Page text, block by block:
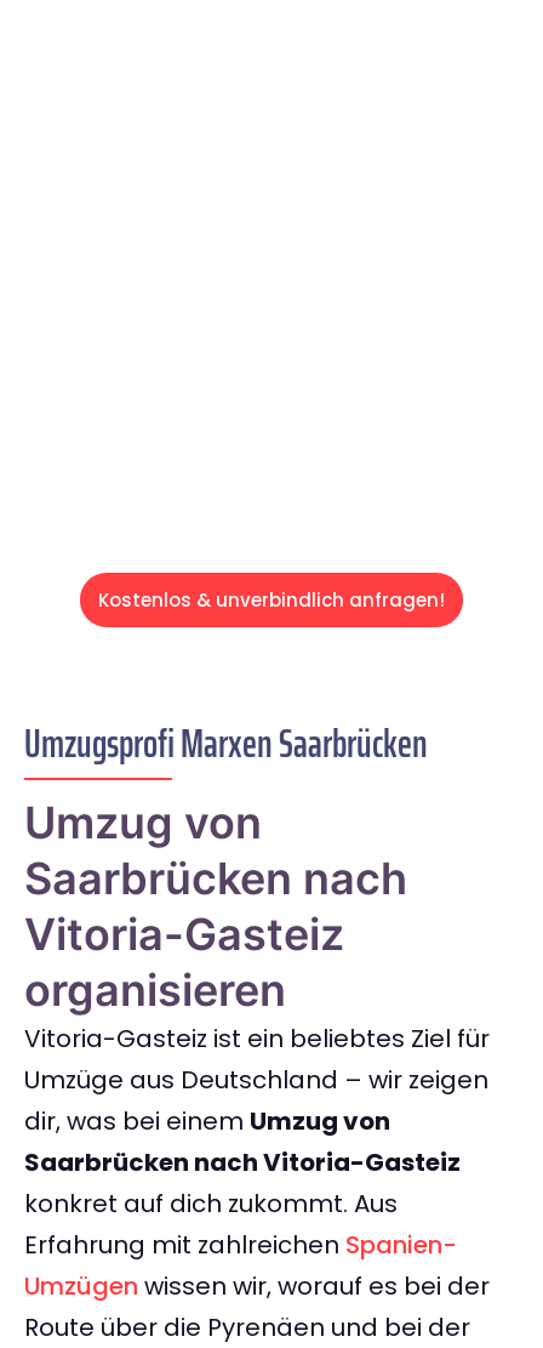
Kostenlos & unverbindlich anfragen!
Umzugsprofi Marxen Saarbrücken
Umzug von
Saarbrücken nach
Vitoria-Gasteiz
organisieren
Vitoria-Gasteiz ist ein beliebtes Ziel für
Umzüge aus Deutschland – wir zeigen
dir, was bei einem Umzug von
Saarbrücken nach Vitoria-Gasteiz
konkret auf dich zukommt. Aus
Erfahrung mit zahlreichen Spanien-
Umzügen wissen wir, worauf es bei der
Route über die Pyrenäen und bei der